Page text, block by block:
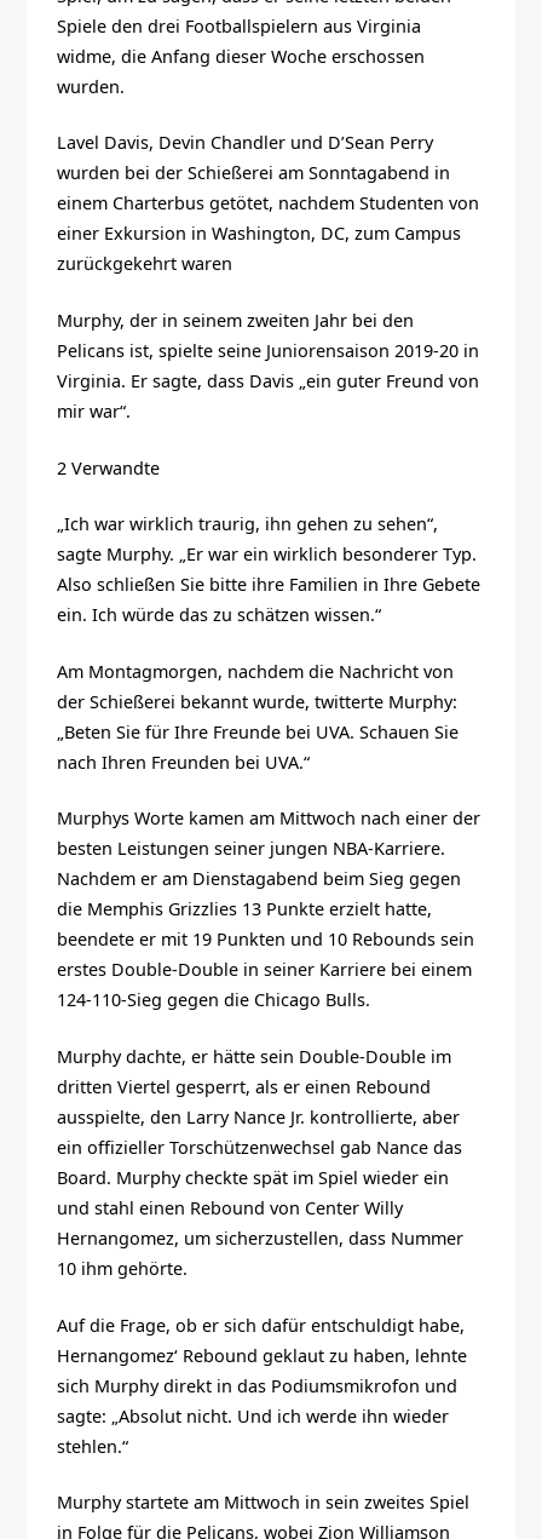
Spiele den drei Footballspielern aus Virginia
widme, die Anfang dieser Woche erschossen
wurden.
Lavel Davis, Devin Chandler und D’Sean Perry
wurden bei der Schießerei am Sonntagabend in
einem Charterbus getötet, nachdem Studenten von
einer Exkursion in Washington, DC, zum Campus
zurückgekehrt waren
Murphy, der in seinem zweiten Jahr bei den
Pelicans ist, spielte seine Juniorensaison 2019-20 in
Virginia. Er sagte, dass Davis „ein guter Freund von
mir war“.
2 Verwandte
„Ich war wirklich traurig, ihn gehen zu sehen“,
sagte Murphy. „Er war ein wirklich besonderer Typ.
Also schließen Sie bitte ihre Familien in Ihre Gebete
ein. Ich würde das zu schätzen wissen.“
Am Montagmorgen, nachdem die Nachricht von
der Schießerei bekannt wurde, twitterte Murphy:
„Beten Sie für Ihre Freunde bei UVA. Schauen Sie
nach Ihren Freunden bei UVA.“
Murphys Worte kamen am Mittwoch nach einer der
besten Leistungen seiner jungen NBA-Karriere.
Nachdem er am Dienstagabend beim Sieg gegen
die Memphis Grizzlies 13 Punkte erzielt hatte,
beendete er mit 19 Punkten und 10 Rebounds sein
erstes Double-Double in seiner Karriere bei einem
124-110-Sieg gegen die Chicago Bulls.
Murphy dachte, er hätte sein Double-Double im
dritten Viertel gesperrt, als er einen Rebound
ausspielte, den Larry Nance Jr. kontrollierte, aber
ein offizieller Torschützenwechsel gab Nance das
Board. Murphy checkte spät im Spiel wieder ein
und stahl einen Rebound von Center Willy
Hernangomez, um sicherzustellen, dass Nummer
10 ihm gehörte.
Auf die Frage, ob er sich dafür entschuldigt habe,
Hernangomez‘ Rebound geklaut zu haben, lehnte
sich Murphy direkt in das Podiumsmikrofon und
sagte: „Absolut nicht. Und ich werde ihn wieder
stehlen.“
Murphy startete am Mittwoch in sein zweites Spiel
in Folge für die Pelicans, wobei Zion Williamson